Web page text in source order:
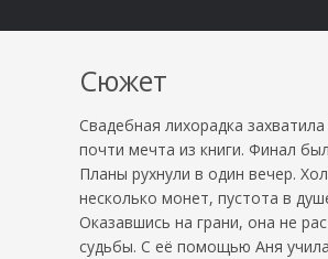
Сюжет
Свадебная лихорадка
почти мечта из книги. Финал
Планы рухнули в один вечер.
несколько монет, пустота в
Оказавшись на грани, она не
судьбы. С её помощью Аня